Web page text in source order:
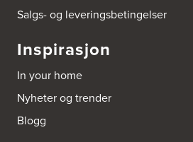
Postboks 213
4296 Åkrehamn
http://www.interiormesteren.no
Bonaparte Interiør AS
Borgenveien 66
Tel.:
Salgs- og leveringsbetingelser
Inspirasjon
In your home
Nyheter og trender
Blogg